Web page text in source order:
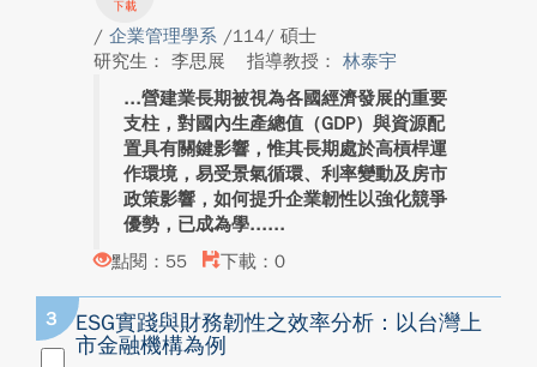
/ 企業管理學系 /114/ 碩士
研究生： 李思展
指導教授： 林泰宇
營建業長期被視為各國經濟發展的重要
支柱，對國內生產總值（GDP）與資源配
置具有關鍵影響，惟其長期處於高槓桿運
作環境，易受景氣循環、利率變動及房市
政策影響，如何提升企業韌性以強化競爭
優勢，已成為學...
點閱：55
下載：0
3
ESG實踐與財務韌性之效率分析：以台灣上
市金融機構為例